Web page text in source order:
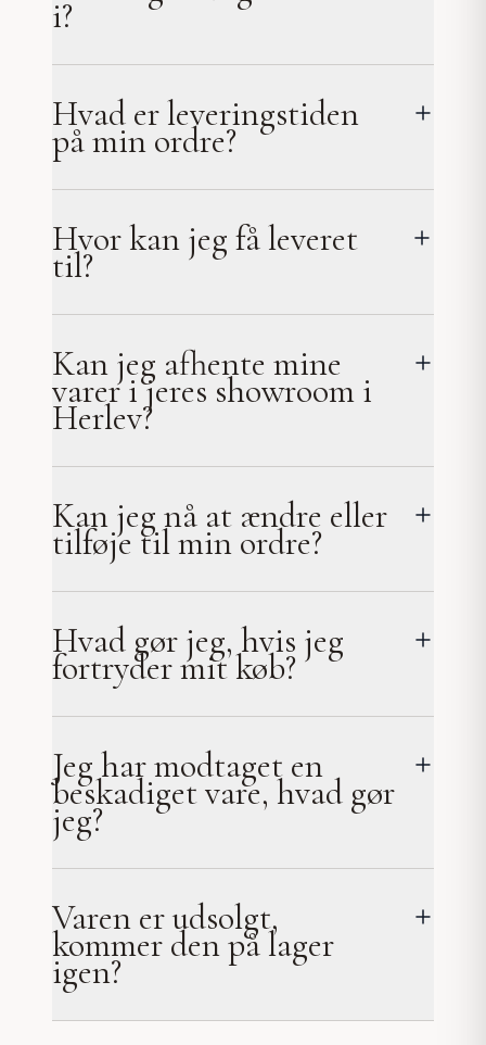
i?
Hvad er leveringstiden
på min ordre?
Hvor kan jeg få leveret
til?
Kan jeg afhente mine
varer i jeres showroom i
Herlev?
Kan jeg nå at ændre eller
tilføje til min ordre?
Hvad gør jeg, hvis jeg
fortryder mit køb?
Jeg har modtaget en
beskadiget vare, hvad gør
jeg?
Varen er udsolgt,
kommer den på lager
igen?